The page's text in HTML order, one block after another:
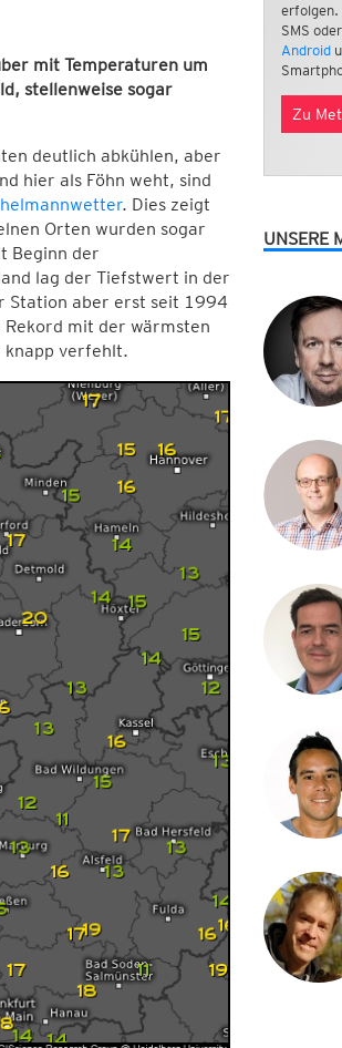
mit Temperaturen um
stellenweise sogar
deutlich abkühlen, aber
hier als Föhn weht, sind
. Dies zeigt
Orten wurden sogar
Beginn der
lag der Tiefstwert in der
Station aber erst seit 1994
mit der wärmsten
knapp verfehlt.
erfolgen.
SMS
Android
Zu
UNSERE